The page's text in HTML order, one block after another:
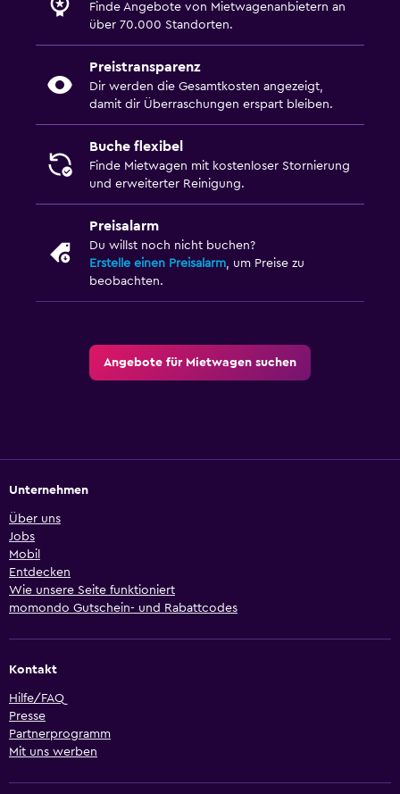
Finde Angebote von Mietwagenanbietern an
über 70.000 Standorten.
Preistransparenz
Dir werden die Gesamtkosten angezeigt,
damit dir Überraschungen erspart bleiben.
Buche flexibel
Finde Mietwagen mit kostenloser Stornierung
und erweiterter Reinigung.
Preisalarm
Du willst noch nicht buchen?
Erstelle einen Preisalarm, um Preise zu
beobachten.
Angebote für Mietwagen suchen
Unternehmen
Über uns
Jobs
Mobil
Entdecken
Wie unsere Seite funktioniert
momondo Gutschein- und Rabattcodes
Kontakt
Hilfe/FAQ
Presse
Partnerprogramm
Mit uns werben